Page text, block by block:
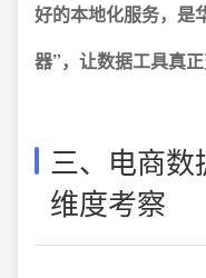
好的本地化服务，是
器”，让数据工具真
三、电商数
维度考察